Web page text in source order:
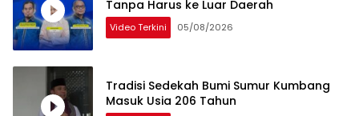
Tanpa Harus ke Luar Daerah
Video Terkini 05/08/2026
Tradisi Sedekah Bumi Sumur Kumbang
Masuk Usia 206 Tahun